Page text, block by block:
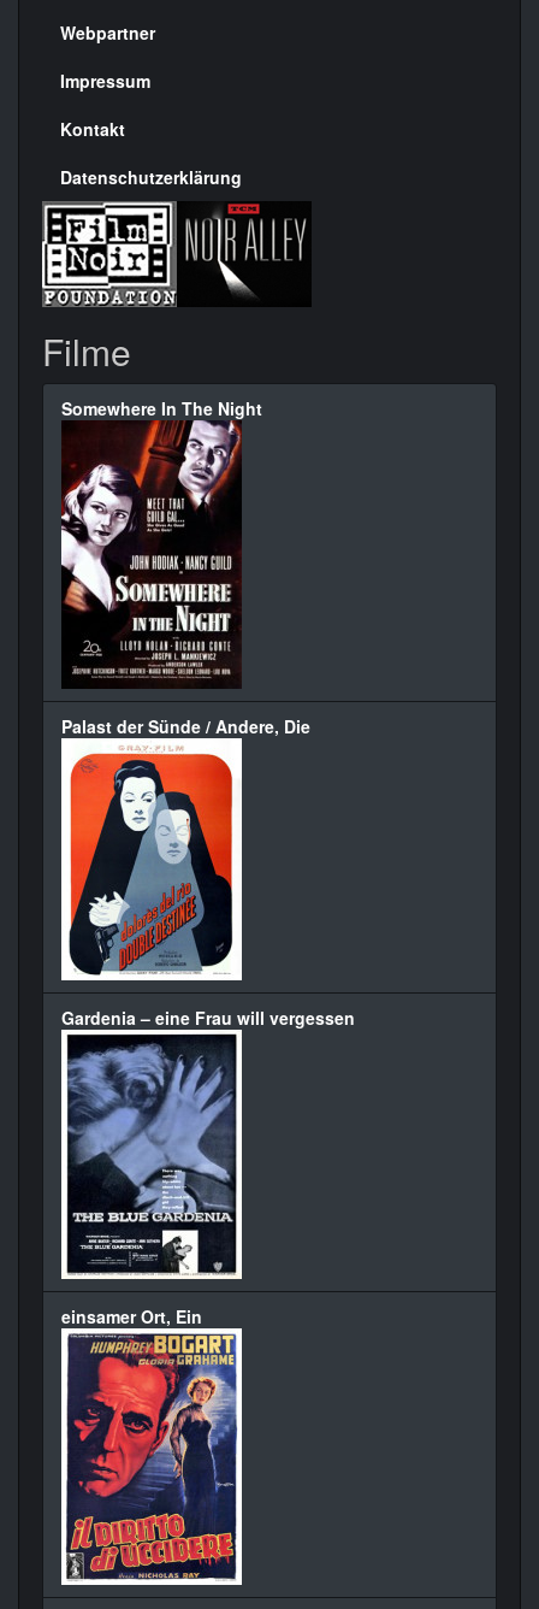
rechte
Seite
Webpartner
Impressum
Kontakt
Datenschutzerklärung
Filme
Somewhere In The Night
Palast der Sünde / Andere, Die
Gardenia – eine Frau will vergessen
einsamer Ort, Ein